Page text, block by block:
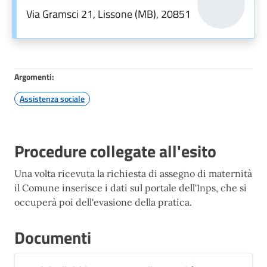
Via Gramsci 21, Lissone (MB), 20851
Argomenti:
Assistenza sociale
Procedure collegate all'esito
Una volta ricevuta la richiesta di assegno di maternità
il Comune inserisce i dati sul portale dell'Inps, che si
occuperà poi dell'evasione della pratica.
Documenti